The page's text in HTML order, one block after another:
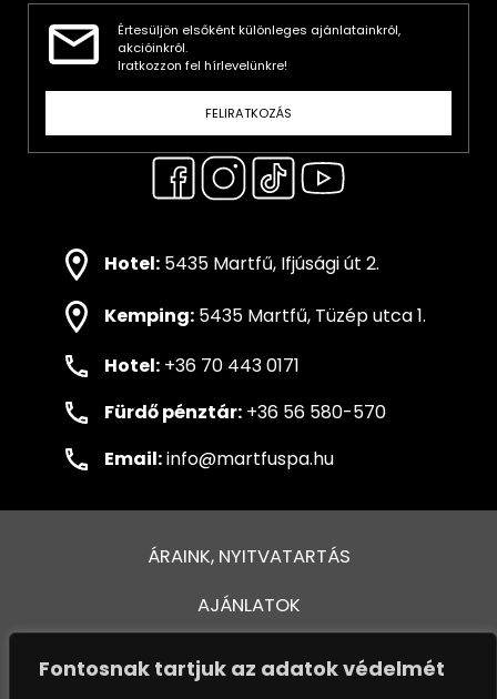
Fontosnak tartjuk az adatok védelmét
Értesüljön elsőként különleges ajánlatainkról,
akcióinkról.
Iratkozzon fel hírlevelünkre!
FELIRATKOZÁS
Hotel: 5435 Martfű, Ifjúsági út 2.
Kemping: 5435 Martfű, Tüzép utca 1.
Hotel: +36 70 443 0171
Fürdő pénztár: +36 56 580-570
Email:info@martfuspa.hu
ÁRAINK, NYITVATARTÁS
AJÁNLATOK